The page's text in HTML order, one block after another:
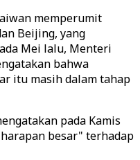
memperumit
Beijing, yang
Mei lalu, Menteri
bahwa
itu masih dalam tahap
pada Kamis
besar" terhadap